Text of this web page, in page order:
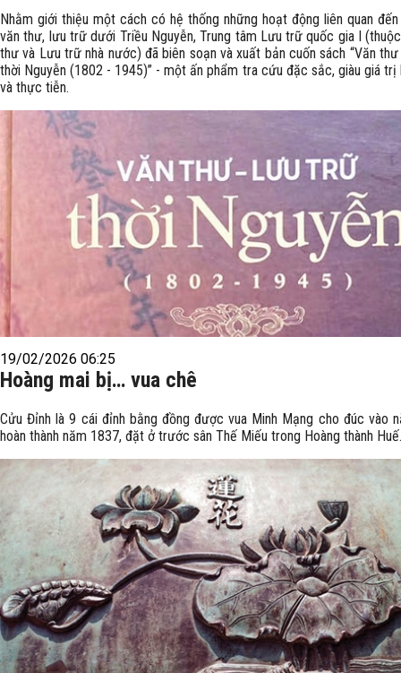
Nhằm giới thiệu một cách có hệ thống những hoạt động liên quan
văn thư, lưu trữ dưới Triều Nguyễn, Trung tâm Lưu trữ quốc gia I
thư và Lưu trữ nhà nước) đã biên soạn và xuất bản cuốn sách “Văn
thời Nguyễn (1802 - 1945)” - một ấn phẩm tra cứu đặc sắc, giàu giá trị
và thực tiễn.
19/02/2026 06:25
Hoàng mai bị… vua chê
Cửu Đỉnh là 9 cái đỉnh bằng đồng được vua Minh Mạng cho đúc vào
hoàn thành năm 1837, đặt ở trước sân Thế Miếu trong Hoàng thành Huế.